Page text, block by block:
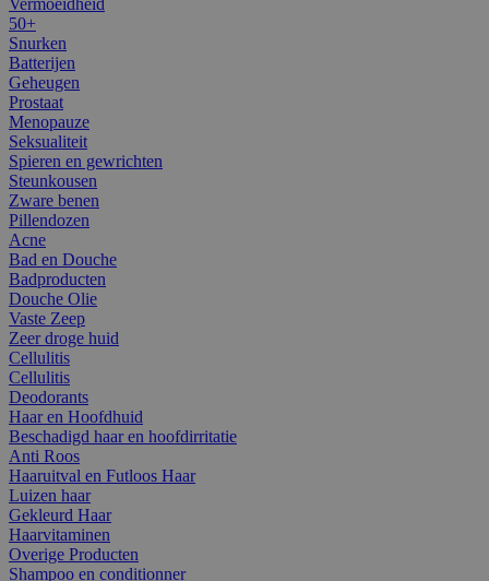
50+
Snurken
Batterijen
Geheugen
Prostaat
Menopauze
Seksualiteit
Spieren en gewrichten
Steunkousen
Zware benen
Pillendozen
Acne
Bad en Douche
Badproducten
Douche Olie
Vaste Zeep
Zeer droge huid
Cellulitis
Cellulitis
Deodorants
Haar en Hoofdhuid
Beschadigd haar en hoofdirritatie
Anti Roos
Haaruitval en Futloos Haar
Luizen haar
Gekleurd Haar
Haarvitaminen
Overige Producten
Shampoo en conditionner